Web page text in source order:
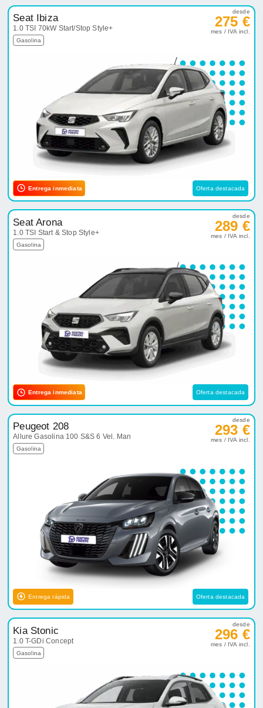
Seat Ibiza
1.0 TSI 70kW Start/Stop Style+
Gasolina
desde
275 €
mes / IVA incl.
Entrega inmediata Oferta destacada
Seat Arona
1.0 TSI Start & Stop Style+
Gasolina
desde
289 €
mes / IVA incl.
Entrega inmediata Oferta destacada
Peugeot 208
Allure Gasolina 100 S&S 6 Vel. Man
Gasolina
desde
293 €
mes / IVA incl.
Entrega rápida Oferta destacada
Kia Stonic
1.0 T-GDi Concept
Gasolina
desde
296 €
mes / IVA incl.